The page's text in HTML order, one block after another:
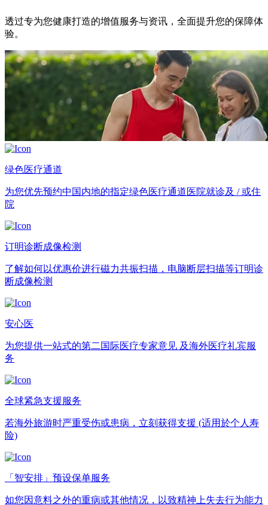
透过专为您健康打造的增值服务与资讯，全面提升您的保障体
验。
绿色医疗通道
为您优先预约中国内地的指定绿色医疗通道医院就诊及 / 或住
院
订明诊断成像检测
了解如何以优惠价进行磁力共振扫描，电脑断层扫描等订明诊
断成像检测
安心医
为您提供一站式的第二国际医疗专家意见 及海外医疗礼宾服
务
全球紧急支援服务
若海外旅游时严重受伤或患病，立刻获得支援 (适用於个人寿
险)
「智安排」预设保单服务
如您因意料之外的重病或其他情况，以致精神上失去行为能力